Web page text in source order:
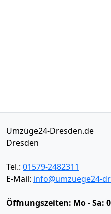
Umzüge24-Dresden.de
Dresden
Tel.: 01579-2482311
E-Mail: info@umzuege24-
Öffnungszeiten: Mo - Sa: